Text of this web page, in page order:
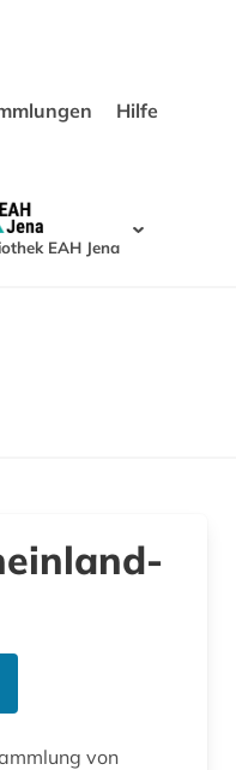
Hilfe
EAH Jena
von